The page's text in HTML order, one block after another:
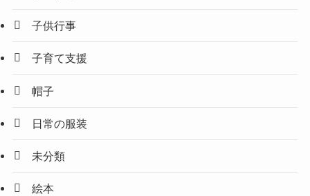
子供行事
子育て支援
帽子
日常の服装
未分類
絵本